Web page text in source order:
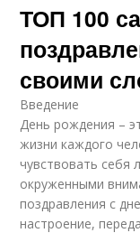
ТОП 100
своими
Введение
День рождения –
жизни каждого
чувствовать
окруженными
поздравления с
настроение,